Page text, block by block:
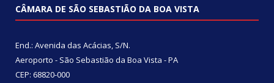
CÂMARA DE SÃO SEBASTIÃO DA BOA VISTA
End.: Avenida das Acácias, S/N.
Aeroporto - São Sebastião da Boa Vista - PA
CEP: 68820-000